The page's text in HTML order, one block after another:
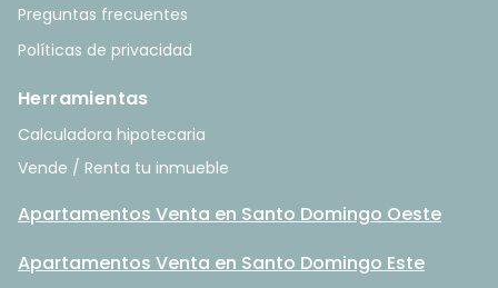
Preguntas frecuentes
Políticas de privacidad
Herramientas
Calculadora hipotecaria
Vende / Renta tu inmueble
Apartamentos Venta en Santo Domingo Oeste
Apartamentos Venta en Santo Domingo Este